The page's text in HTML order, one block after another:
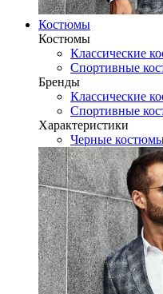
Костюмы
Костюмы
Классические
Спортивные
Бренды
Классические
Спортивные
Характеристики
Черные